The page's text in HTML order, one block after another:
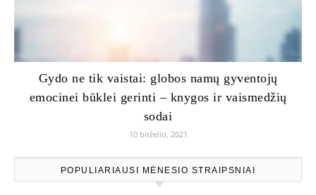
Gydo ne tik vaistai: globos namų gyventojų
emocinei būklei gerinti – knygos ir vaismedžių
sodai
10 birželio, 2021
POPULIARIAUSI MĖNESIO STRAIPSNIAI